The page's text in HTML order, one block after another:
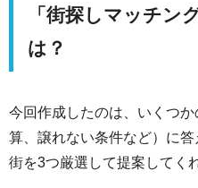
「街探しマッチン
は？
今回作成したのは、いくつ
算、譲れない条件など）に
街を3つ厳選して提案してく